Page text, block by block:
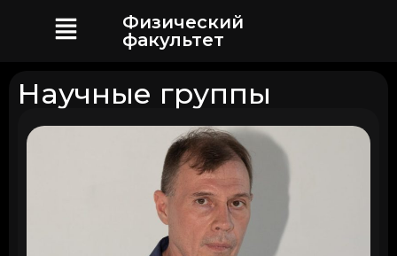
Физический
факультет
Научные группы